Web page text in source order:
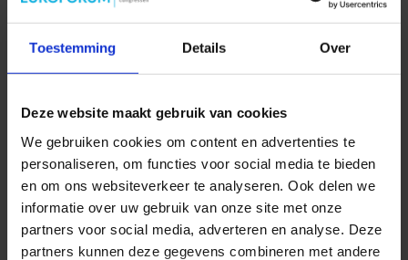
Toestemming Details Over
Deze website maakt gebruik van cookies
We gebruiken cookies om content en advertenties te
personaliseren, om functies voor social media te bieden
en om ons websiteverkeer te analyseren. Ook delen we
informatie over uw gebruik van onze site met onze
partners voor social media, adverteren en analyse. Deze
partners kunnen deze gegevens combineren met andere
Fons van den Berg |
programmeren als
professionals.
Er is diverse gratis en
bouwen. Hier pakken we er
één uit om je te laten ervaren hoe het werkt. Voor devices
wordt gezorgd.
Tijdens deze ALS EEN PRO-sessie word je door het app-
ontwikkelproces geleid: brainstormsessies, planning,
prototypen maken. Je zit bovendien zélf aan de knoppen om